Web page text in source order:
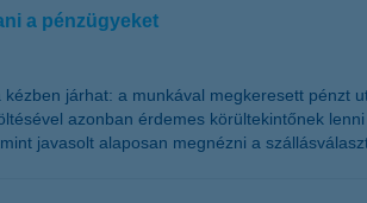
a pénzügyeket
járhat: a munkával megkeresett
azonban érdemes körültekintőnek
javasolt alaposan megnézni a